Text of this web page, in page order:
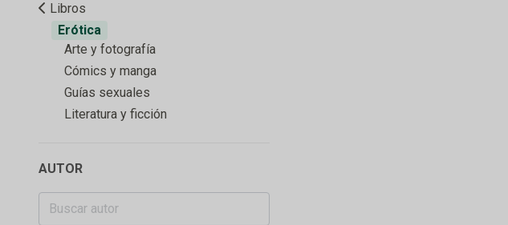
Libros
Erótica
Arte y fotografía
Cómics y manga
Guías sexuales
Literatura y ficción
AUTOR